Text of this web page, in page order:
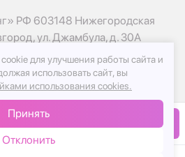
В корзину
РФ 603148 Нижегородская
ул. Джамбула, д. 30А
24.ру
для улучшения работы сайта и
использовать сайт, вы
использования cookies.
Принять
Отклонить